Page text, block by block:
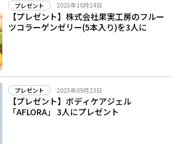
プレゼント 2025年10月14日
【プレゼント】株式会社果実工房のフルー
ツコラーゲンゼリー(5本入り)を3人に
プレゼント 2025年09月23日
【プレゼント】ボディケアジェル
「AFLORA」 3人にプレゼント